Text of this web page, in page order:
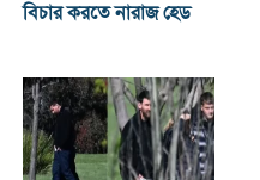
বিচার করতে নারাজ হেড